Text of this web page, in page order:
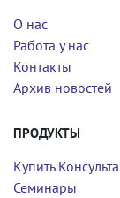
О нас
Работа у нас
Контакты
Архив новостей
ПРОДУКТЫ
Купить
Семинары